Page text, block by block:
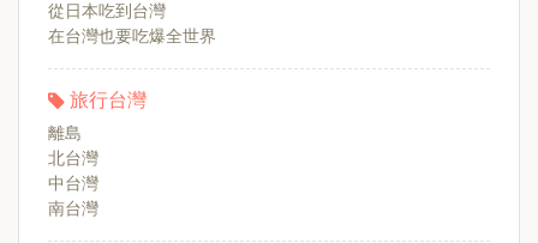
從日本吃到台灣
在台灣也要吃爆全世界
旅行台灣
離島
北台灣
中台灣
南台灣